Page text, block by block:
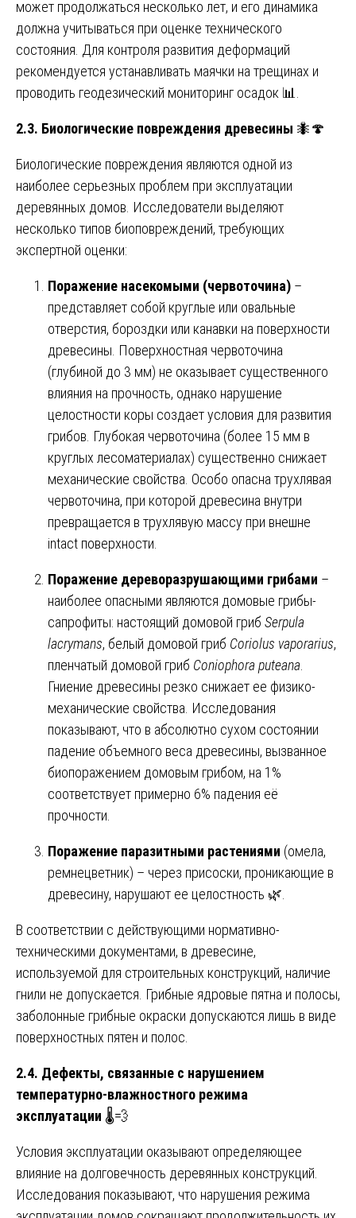
может продолжаться несколько лет, и его динамика
должна учитываться при оценке технического
состояния. Для контроля развития деформаций
рекомендуется устанавливать маячки на трещинах и
проводить геодезический мониторинг осадок 📊.
2.3. Биологические повреждения древесины 🐜🍄
Биологические повреждения являются одной из
наиболее серьезных проблем при эксплуатации
деревянных домов. Исследователи выделяют
несколько типов биоповреждений, требующих
экспертной оценки:
Поражение насекомыми (червоточина) –
представляет собой круглые или овальные
отверстия, бороздки или канавки на поверхности
древесины. Поверхностная червоточина
(глубиной до 3 мм) не оказывает существенного
влияния на прочность, однако нарушение
целостности коры создает условия для развития
грибов. Глубокая червоточина (более 15 мм в
круглых лесоматериалах) существенно снижает
механические свойства. Особо опасна трухлявая
червоточина, при которой древесина внутри
превращается в трухлявую массу при внешне
intact поверхности.
Поражение дереворазрушающими грибами –
наиболее опасными являются домовые грибы-
сапрофиты: настоящий домовой гриб Serpula
lacrymans, белый домовой гриб Coriolus vaporarius,
пленчатый домовой гриб Coniophora puteana
Гниение древесины резко снижает ее физико-
механические свойства. Исследования
показывают, что в абсолютно сухом состоянии
падение объемного веса древесины, вызванное
биопоражением домовым грибом, на 1%
соответствует примерно 6% падения её
прочности.
Поражение паразитными растениями (омела,
ремнецветник) – через присоски, проникающие в
древесину, нарушают ее целостность 🌿.
В соответствии с действующими нормативно-
техническими документами, в древесине,
используемой для строительных конструкций, наличие
гнили не допускается. Грибные ядровые пятна и полосы,
заболонные грибные окраски допускаются лишь в виде
поверхностных пятен и полос.
2.4. Дефекты, связанные с нарушением
температурно-влажностного режима
эксплуатации 🌡️💨
Условия эксплуатации оказывают определяющее
влияние на долговечность деревянных конструкций.
Исследования показывают, что нарушения режима